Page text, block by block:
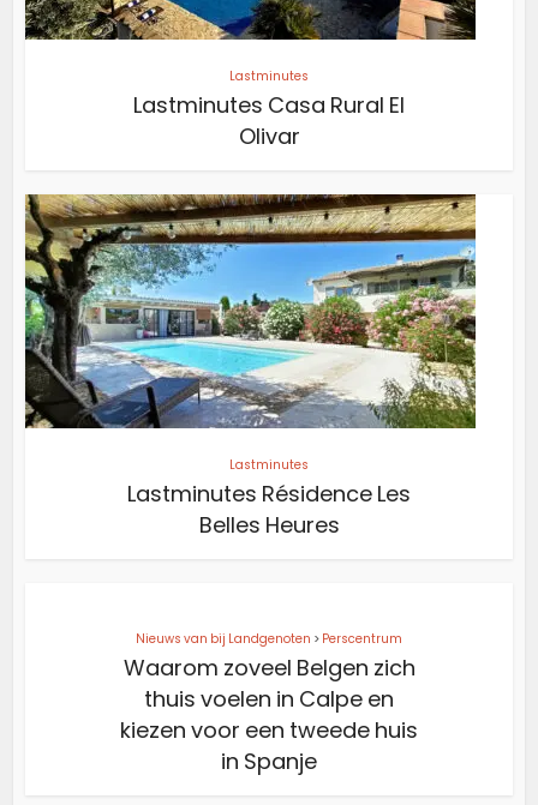
Lastminutes
Lastminutes Casa Rural El
Olivar
Lastminutes
Lastminutes Résidence Les
Belles Heures
Nieuws van bij Landgenoten > Perscentrum
Waarom zoveel Belgen zich
thuis voelen in Calpe en
kiezen voor een tweede huis
in Spanje